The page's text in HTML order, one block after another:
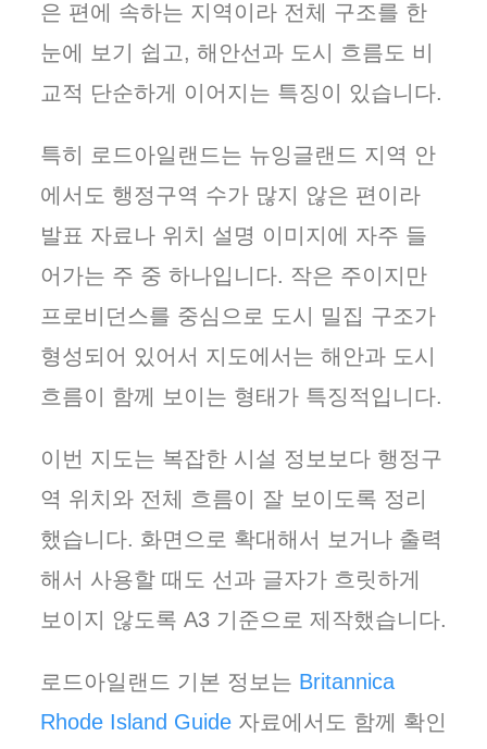
은 편에 속하는 지역이라 전체 구조를 한
눈에 보기 쉽고, 해안선과 도시 흐름도 비
교적 단순하게 이어지는 특징이 있습니다.
특히 로드아일랜드는 뉴잉글랜드 지역 안
에서도 행정구역 수가 많지 않은 편이라
발표 자료나 위치 설명 이미지에 자주 들
어가는 주 중 하나입니다. 작은 주이지만
프로비던스를 중심으로 도시 밀집 구조가
형성되어 있어서 지도에서는 해안과 도시
흐름이 함께 보이는 형태가 특징적입니다.
이번 지도는 복잡한 시설 정보보다 행정구
역 위치와 전체 흐름이 잘 보이도록 정리
했습니다. 화면으로 확대해서 보거나 출력
해서 사용할 때도 선과 글자가 흐릿하게
보이지 않도록 A3 기준으로 제작했습니다.
로드아일랜드 기본 정보는 Britannica
Rhode Island Guide 자료에서도 함께 확인